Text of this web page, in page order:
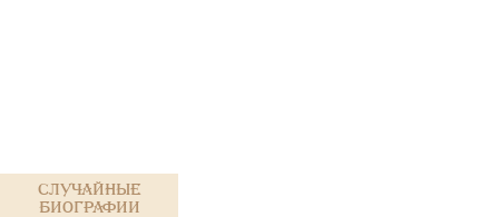
Случайные
биографии